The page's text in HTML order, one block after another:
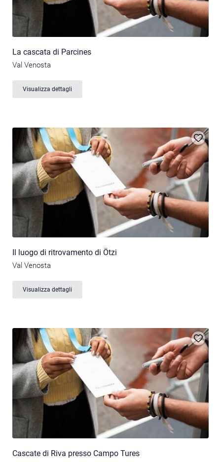
La cascata di Parcines
Val Venosta
Visualizza dettagli
Il luogo di ritrovamento di Ötzi
Val Venosta
Visualizza dettagli
Cascate di Riva presso Campo Tures